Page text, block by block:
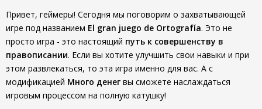
Привет, геймеры! Сегодня мы поговорим о захватывающей
игре под названием El gran juego de Ortografía. Это не
просто игра - это настоящий путь к совершенству в
правописании. Если вы хотите улучшить свои навыки и при
этом развлекаться, то эта игра именно для вас. А с
модификацией Много денег вы сможете наслаждаться
игровым процессом на полную катушку!